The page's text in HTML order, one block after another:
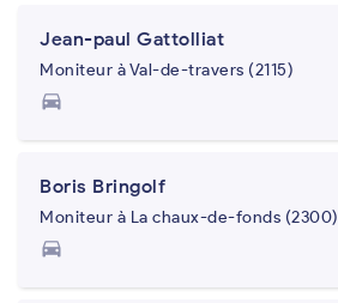
Jean-paul Gattolliat
Moniteur à Val-de-travers (2115)
directions_car
Boris Bringolf
Moniteur à La chaux-de-fonds (2300)
directions_car